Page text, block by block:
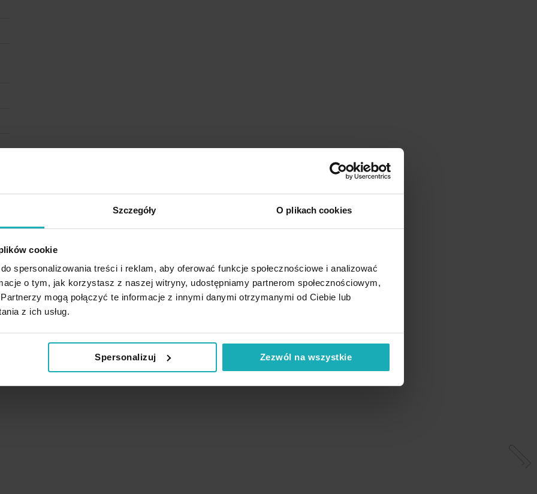
Szczegóły O plikach cookies
cookie
spersonalizowania treści i reklam, aby oferować funkcje społecznościowe i analizować
o tym, jak korzystasz z naszej witryny, udostępniamy partnerom społecznościowym,
mogą połączyć te informacje z innymi danymi otrzymanymi od Ciebie lub
z ich usług.
Spersonalizuj Zezwól na wszystkie
Podobne produkty